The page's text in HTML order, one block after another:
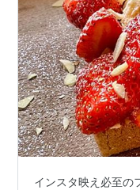
インスタ映え必至の